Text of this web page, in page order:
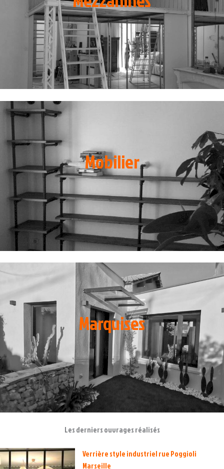
Mobilier
Marquises
Les derniers ouvrages réalisés
Verrière style industriel rue Poggioli
Marseille